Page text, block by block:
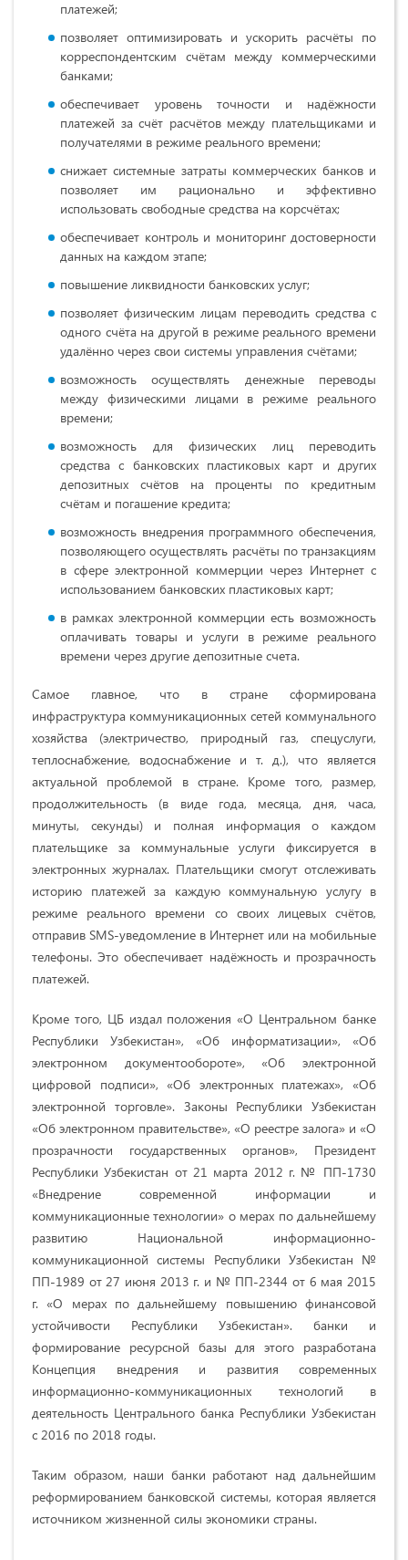
платежей;
позволяет оптимизировать и ускорить расчёты по
корреспондентским счётам между коммерческими
банками;
обеспечивает уровень точности и надёжности
платежей за счёт расчётов между плательщиками и
получателями в режиме реального времени;
снижает системные затраты коммерческих банков и
позволяет им рационально и эффективно
использовать свободные средства на корсчётах;
обеспечивает контроль и мониторинг достоверности
данных на каждом этапе;
повышение ликвидности банковских услуг;
позволяет физическим лицам переводить средства с
одного счёта на другой в режиме реального времени
удалённо через свои системы управления счётами;
возможность осуществлять денежные переводы
между физическими лицами в режиме реального
времени;
возможность для физических лиц переводить
средства с банковских пластиковых карт и других
депозитных счётов на проценты по кредитным
счётам и погашение кредита;
возможность внедрения программного обеспечения,
позволяющего осуществлять расчёты по транзакциям
в сфере электронной коммерции через Интернет с
использованием банковских пластиковых карт;
в рамках электронной коммерции есть возможность
оплачивать товары и услуги в режиме реального
времени через другие депозитные счета.
Самое главное, что в стране сформирована
инфраструктура коммуникационных сетей коммунального
хозяйства (электричество, природный газ, спецуслуги,
теплоснабжение, водоснабжение и т. д.), что является
актуальной проблемой в стране. Кроме того, размер,
продолжительность (в виде года, месяца, дня, часа,
минуты, секунды) и полная информация о каждом
плательщике за коммунальные услуги фиксируется в
электронных журналах. Плательщики смогут отслеживать
историю платежей за каждую коммунальную услугу в
режиме реального времени со своих лицевых счётов,
отправив SMS-уведомление в Интернет или на мобильные
телефоны. Это обеспечивает надёжность и прозрачность
платежей.
Кроме того, ЦБ издал положения «О Центральном банке
Республики Узбекистан», «Об информатизации», «Об
электронном документообороте», «Об электронной
цифровой подписи», «Об электронных платежах», «Об
электронной торговле». Законы Республики Узбекистан
«Об электронном правительстве», «О реестре залога» и «О
прозрачности государственных органов», Президент
Республики Узбекистан от 21 марта 2012 г. № ПП-1730
«Внедрение современной информации и
коммуникационные технологии» о мерах по дальнейшему
развитию Национальной информационно-
коммуникационной системы Республики Узбекистан №
ПП-1989 от 27 июня 2013 г. и № ПП-2344 от 6 мая 2015
г. «О мерах по дальнейшему повышению финансовой
устойчивости Республики Узбекистан». банки и
формирование ресурсной базы для этого разработана
Концепция внедрения и развития современных
информационно-коммуникационных технологий в
деятельность Центрального банка Республики Узбекистан
с 2016 по 2018 годы.
Таким образом, наши банки работают над дальнейшим
реформированием банковской системы, которая является
источником жизненной силы экономики страны.